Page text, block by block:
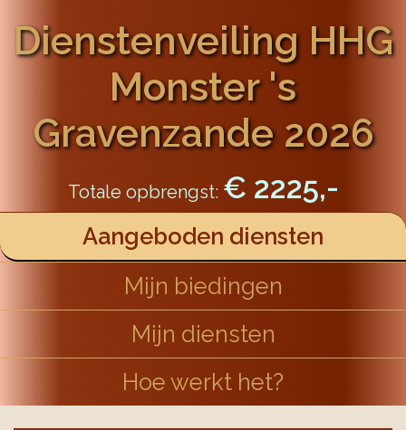
Dienstenveiling HHG
Monster 's
Gravenzande 2026
Totale opbrengst: € 2225,-
Aangeboden diensten
Mijn biedingen
Mijn diensten
Hoe werkt het?